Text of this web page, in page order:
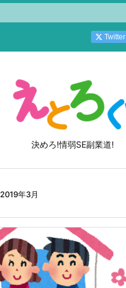
決めろ!情弱SE副業道!
Twitter
2019年3月